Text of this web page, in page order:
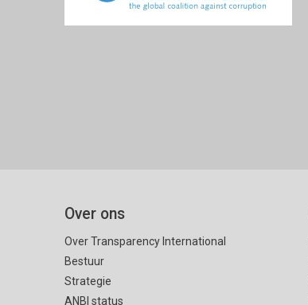
Over ons
Over Transparency International
Bestuur
Strategie
ANBI status